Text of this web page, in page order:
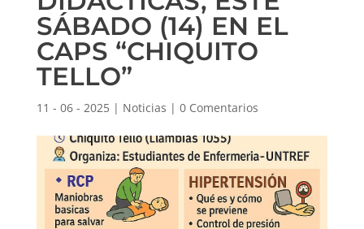
SÁBADO (14) EN EL
CAPS “CHIQUITO
TELLO”
11 - 06 - 2025| Noticias | 0 Comentarios